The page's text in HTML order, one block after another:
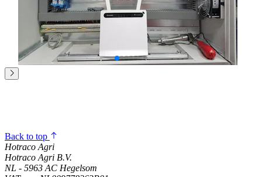
Back to top
Hotraco Agri
Hotraco Agri B.V.
NL - 5963 AC Hegelsom